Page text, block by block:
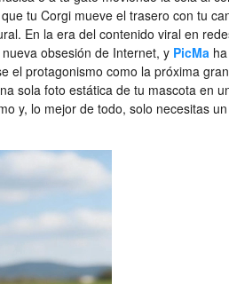
tu Corgi mueve el trasero con tu
En la era del contenido viral en
obsesión de Internet, y PicMa
el protagonismo como la próxima
sola foto estática de tu mascota en
y, lo mejor de todo, solo necesitas